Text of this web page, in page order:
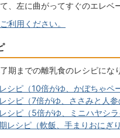
て、左に曲がってすぐのエレベ
利用ください。
期までの離乳食のレシピにな
シピ（10倍がゆ、かぼちゃペ
シピ（7倍がゆ、ささみと人
シピ（5倍がゆ、ミニハヤシラ
レシピ（軟飯、手まりおにぎ